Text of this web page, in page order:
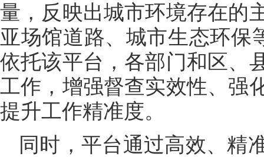
量，反映出城市环境存在的
亚场馆道路、城市生态环保
依托该平台，各部门和区、
工作，增强督查实效性、强
提升工作精准度。
同时，平台通过高效、精